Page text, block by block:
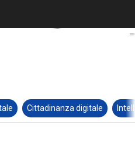
Cittadinanza digitale